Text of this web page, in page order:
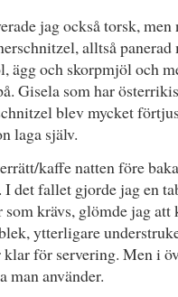
jag också torsk,
alltså
ägg och skorpmjöl och
Gisela som har
blev mycket
laga själv.
kaffe natten före
det fallet gjorde jag en
som krävs, glömde jag
ytterligare
klar för servering. Men i
man använder.